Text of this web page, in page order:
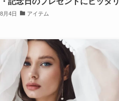
月4日 アイテム